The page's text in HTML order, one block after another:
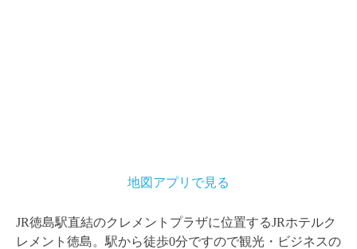
地図アプリで見る
JR徳島駅直結のクレメントプラザに位置するJRホテルク
レメント徳島。駅から徒歩0分ですので観光・ビジネスの